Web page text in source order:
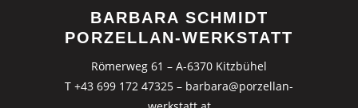
BARBARA SCHMIDT
PORZELLAN-WERKSTATT
Römerweg 61 – A-6370 Kitzbühel
T +43 699 172 47325 – barbara@porzellan-